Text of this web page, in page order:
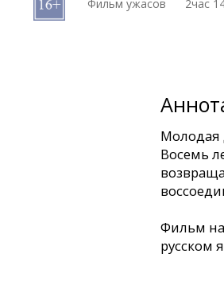
B2B Фильм ужасов 2час
Молодая
Восемь
Фильм
русском